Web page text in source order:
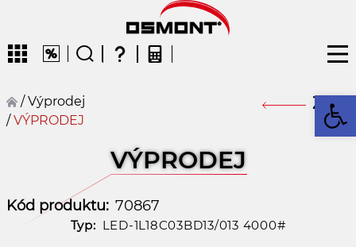
/Výprodej
/VÝPRODEJ
Zpět
VÝPRODEJ
Kód produktu: 70867
Typ: LED-1L18C03BD13/013 4000#